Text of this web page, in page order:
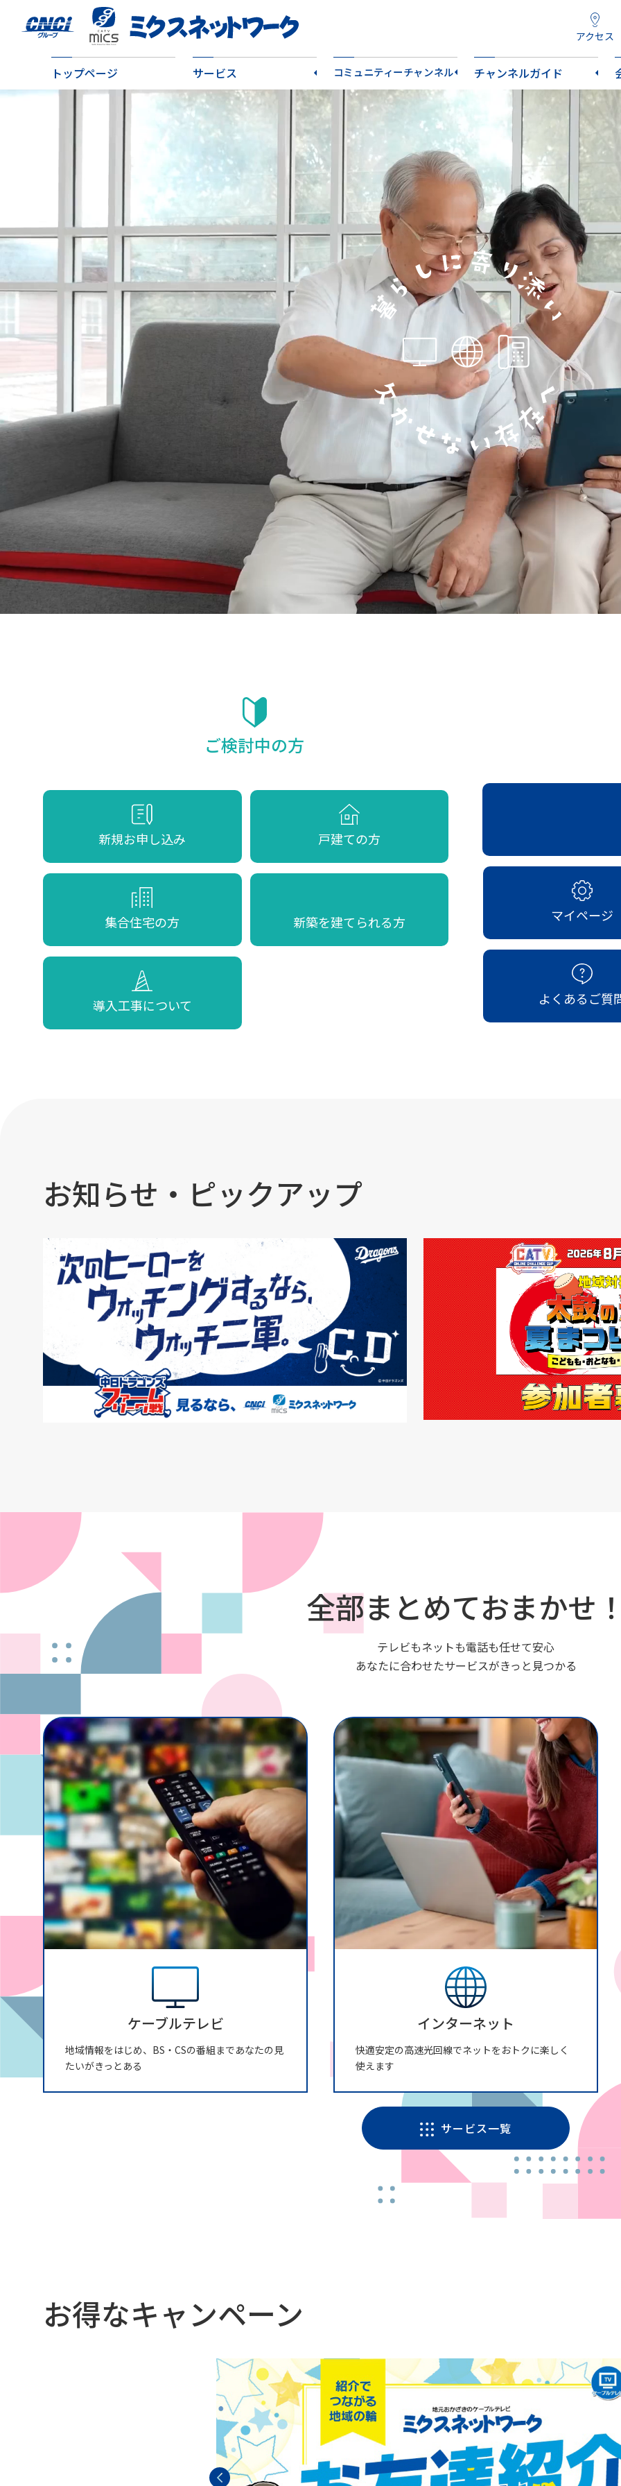
アクセス
トップページ サービス コミュニティーチャンネル チャンネルガイド
ご検討中の方
新規お申し込み 戸建ての方
集合住宅の方 新築を建てられる方
導入工事について
マイページ
よくあるご質
お知らせ・ピックアップ
全部まとめておまかせ
テレビもネットも電話も任せて安心
あなたに合わせたサービスがきっと見つかる
ケーブルテレビ
地域情報をはじめ、BS・CSの番組まであなたの見
たいがきっとある
インターネット
快適安定の高速光回線でネットをおトクに楽しく
使えます
サービス一覧
お得なキャンペーン